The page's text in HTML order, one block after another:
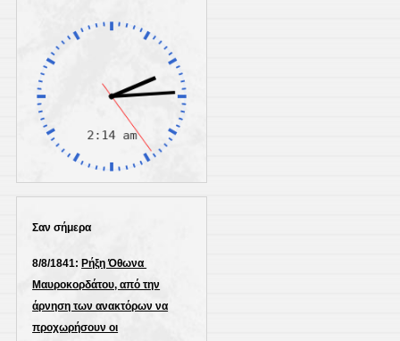
Σαν σήμερα
8/8/1841:Ρήξη Όθωνα 
Μαυροκορδάτου, από την
άρνηση των ανακτόρων να
προχωρήσουν οι